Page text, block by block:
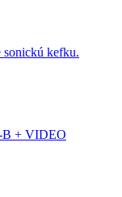
sonickú kefku.
B + VIDEO